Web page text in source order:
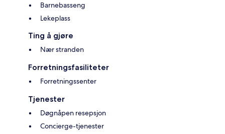
Barnebasseng
Lekeplass
Ting å gjøre
Nær stranden
Forretningsfasiliteter
Forretningssenter
Tjenester
Døgnåpen resepsjon
Concierge-tjenester